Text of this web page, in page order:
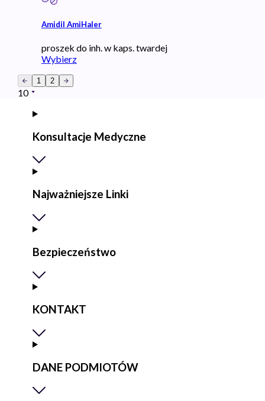
Amidil AmiHaler
proszek do inh. w kaps. twardej
Wybierz
1 2
10
Konsultacje Medyczne
Najważniejsze Linki
Bezpieczeństwo
KONTAKT
DANE PODMIOTÓW